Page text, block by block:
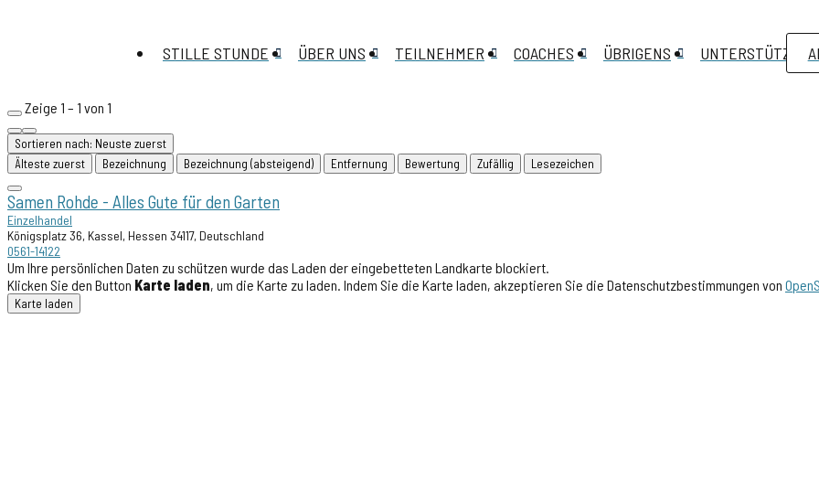
STILLE STUNDE ÜBER UNS TEILNEHMER COACHES ÜBRIGENS UNTERSTÜTZEN
Zeige 1 – 1 von 1
Sortieren nach: Neuste zuerst
Älteste zuerst
Bezeichnung Bezeichnung (absteigend) Entfernung Bewertung Zufällig Lesezeichen
Samen Rohde - Alles Gute für den Garten
Einzelhandel
Königsplatz 36, Kassel, Hessen 34117, Deutschland
0561-14122
Um Ihre persönlichen Daten zu schützen wurde das Laden der eingebetteten Landkarte blockiert.
Klicken Sie den Button Karte laden, um die Karte zu laden. Indem Sie die Karte laden, akzeptieren Sie die Datenschutzbestimmungen von
Karte laden